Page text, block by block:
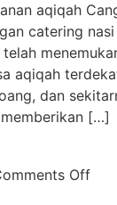
aqiqah
catering
aqiqah
dan
[…]
Off